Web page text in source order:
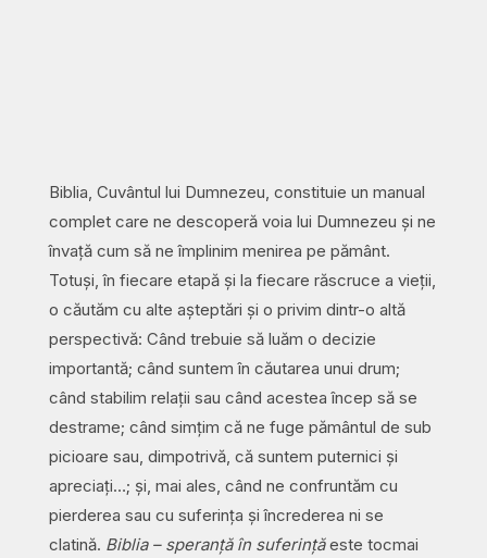
Biblia, Cuvântul lui Dumnezeu, constituie un manual
complet care ne descoperă voia lui Dumnezeu și ne
învață cum să ne împlinim menirea pe pământ.
Totuși, în fiecare etapă și la fiecare răscruce a vieții,
o căutăm cu alte așteptări și o privim dintr-o altă
perspectivă: Când trebuie să luăm o decizie
importantă; când suntem în căutarea unui drum;
când stabilim relații sau când acestea încep să se
destrame; când simțim că ne fuge pământul de sub
picioare sau, dimpotrivă, că suntem puternici și
apreciați…; și, mai ales, când ne confruntăm cu
pierderea sau cu suferința și încrederea ni se
clatină. Biblia – speranță în suferințăeste tocmai